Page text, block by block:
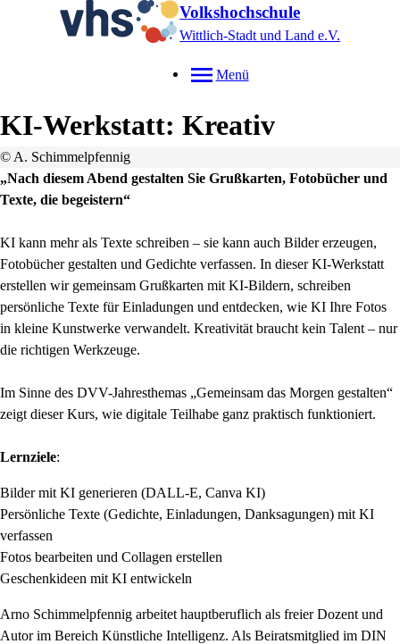
Volkshochschule
Wittlich-Stadt und Land e.V.
Menü
KI-Werkstatt: Kreativ
© A. Schimmelpfennig
„Nach diesem Abend gestalten Sie Grußkarten, Fotobücher und
Texte, die begeistern“
KI kann mehr als Texte schreiben – sie kann auch Bilder erzeugen,
Fotobücher gestalten und Gedichte verfassen. In dieser KI-Werkstatt
erstellen wir gemeinsam Grußkarten mit KI-Bildern, schreiben
persönliche Texte für Einladungen und entdecken, wie KI Ihre Fotos
in kleine Kunstwerke verwandelt. Kreativität braucht kein Talent – nur
die richtigen Werkzeuge.
Im Sinne des DVV-Jahresthemas „Gemeinsam das Morgen gestalten“
zeigt dieser Kurs, wie digitale Teilhabe ganz praktisch funktioniert.
Lernziele:
Bilder mit KI generieren (DALL-E, Canva KI)
Persönliche Texte (Gedichte, Einladungen, Danksagungen) mit KI
verfassen
Fotos bearbeiten und Collagen erstellen
Geschenkideen mit KI entwickeln
Arno Schimmelpfennig arbeitet hauptberuflich als freier Dozent und
Autor im Bereich Künstliche Intelligenz. Als Beiratsmitglied im DIN